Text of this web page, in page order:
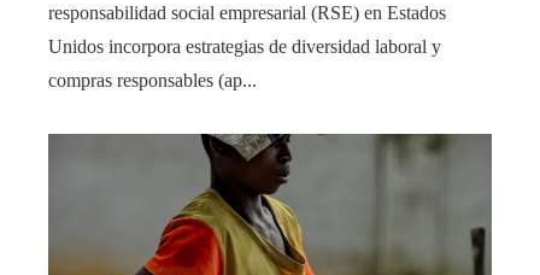
responsabilidad social empresarial (RSE) en Estados
Unidos incorpora estrategias de diversidad laboral y
compras responsables (ap...